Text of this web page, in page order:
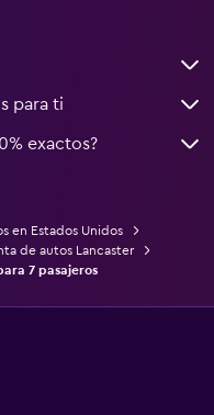
para ti
exactos?
en Estados Unidos
de autos Lancaster
7 pasajeros